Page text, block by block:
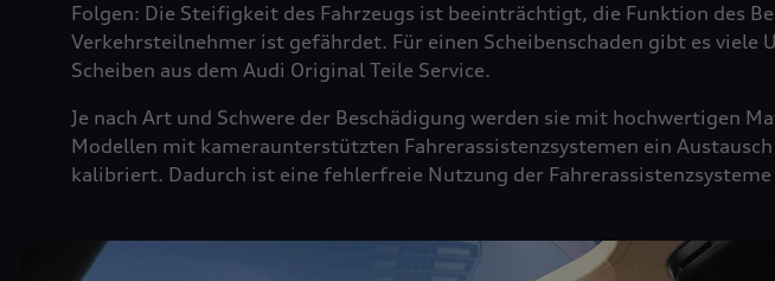
Folgen: Die Steifigkeit des Fahrzeugs ist beeinträchtigt, die Funktion des
Verkehrsteilnehmer ist gefährdet. Für einen Scheibenschaden gibt es
Scheiben aus dem Audi Original Teile Service.
Je nach Art und Schwere der Beschädigung werden sie mit hochwertigen
Modellen mit kameraunterstützten Fahrerassistenzsystemen ein
kalibriert. Dadurch ist eine fehlerfreie Nutzung der